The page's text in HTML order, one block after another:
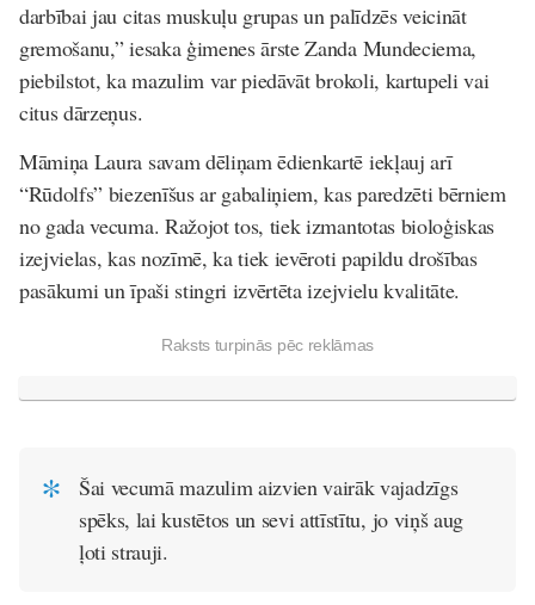
darbībai jau citas muskuļu grupas un palīdzēs veicināt
gremošanu,” iesaka ģimenes ārste Zanda Mundeciema,
piebilstot, ka mazulim var piedāvāt brokoli, kartupeli vai
citus dārzeņus.
Māmiņa Laura savam dēliņam ēdienkartē iekļauj arī
“Rūdolfs” biezenīšus ar gabaliņiem, kas paredzēti bērniem
no gada vecuma. Ražojot tos, tiek izmantotas bioloģiskas
izejvielas, kas nozīmē, ka tiek ievēroti papildu drošības
pasākumi un īpaši stingri izvērtēta izejvielu kvalitāte.
Raksts turpinās pēc reklāmas
Šai vecumā mazulim aizvien vairāk vajadzīgs
spēks, lai kustētos un sevi attīstītu, jo viņš aug
ļoti strauji.